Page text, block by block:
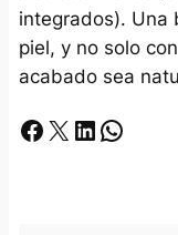
integrados). Una
piel, y no solo
acabado sea
Facebook X LinkedIn Whatsapp